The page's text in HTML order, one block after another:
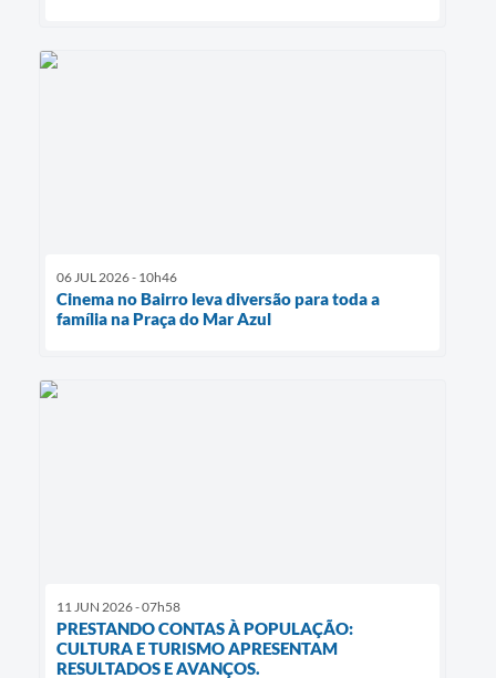
06 JUL 2026 - 10h46
Cinema no Bairro leva diversão para toda a
família na Praça do Mar Azul
11 JUN 2026 - 07h58
PRESTANDO CONTAS À POPULAÇÃO:
CULTURA E TURISMO APRESENTAM
RESULTADOS E AVANÇOS.